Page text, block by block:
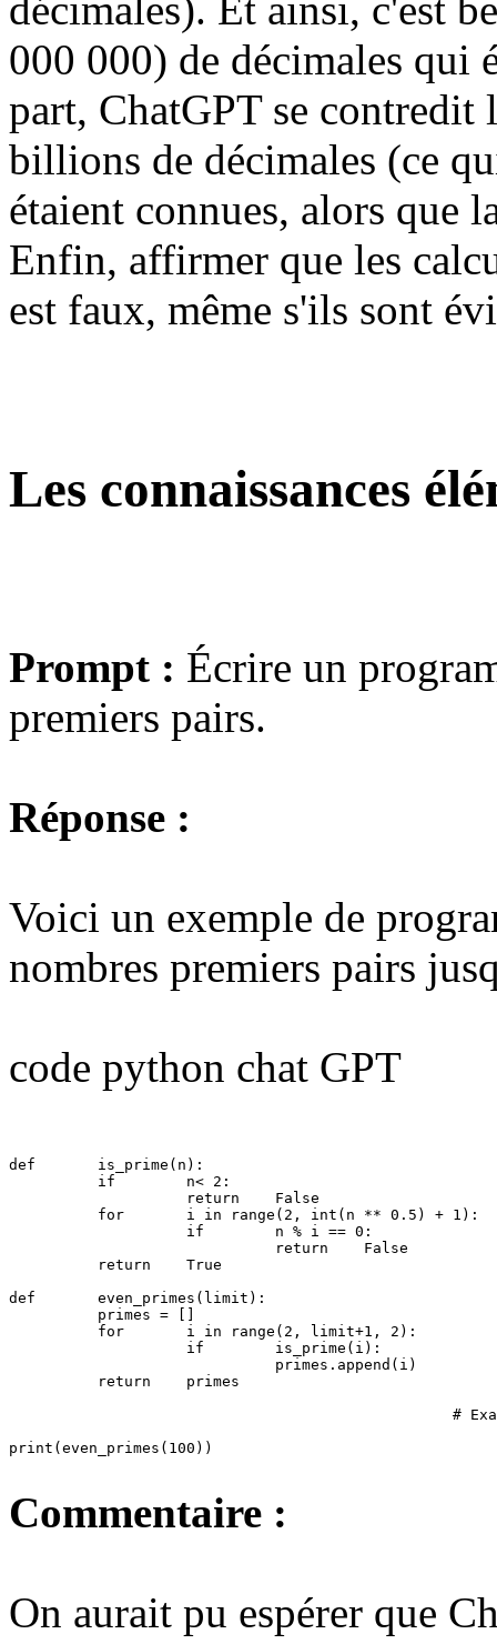
décimales). Et ainsi, c'est
000 000) de décimales qui
part, ChatGPT se
billions de décimales (ce
étaient connues, alors que
Enfin, affirmer que les
est faux, même s'ils sont
Les connaissances
Prompt : Écrire un
premiers pairs.
Réponse :
Voici un exemple de
nombres premiers pairs
code python chat GPT
def       is_prime(n):
          if        n< 2:
                    return    False
          for       i in range(2, int(n ** 0.5) + 1):
                    if        n % i == 0:
                              return    False
          return    True
def       even_primes(limit):
          primes = []
          for       i in range(2, limit+1, 2):
                    if        is_prime(i):
                              primes.append(i)
          return    primes
#
print(even_primes(100))
Commentaire :
On aurait pu espérer que